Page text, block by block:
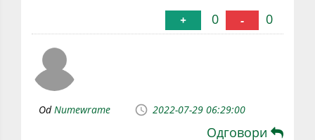
+ 0 - 0
OdNumewrame 2022-07-29 06:29:00
Одговори